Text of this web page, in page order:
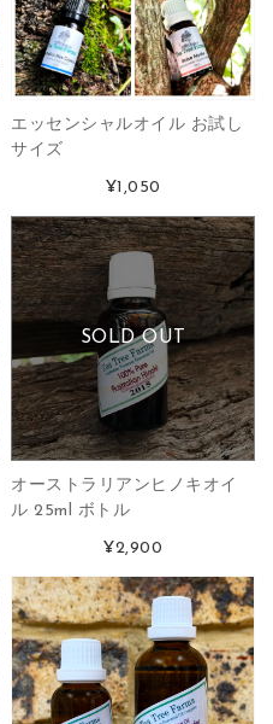
エッセンシャルオイル お試し
サイズ
¥1,050
SOLD OUT
オーストラリアンヒノキオイ
ル 25ml ボトル
¥2,900